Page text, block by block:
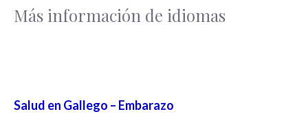
Más información de idiomas
Salud en Gallego – Embarazo